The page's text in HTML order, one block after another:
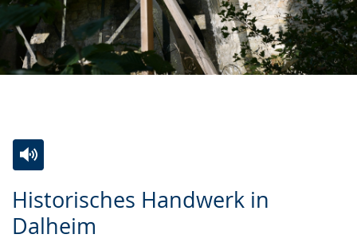
Historisches Handwerk in
Dalheim
Leichten
Sprache
Audio-
Unterstützung.
Video
in